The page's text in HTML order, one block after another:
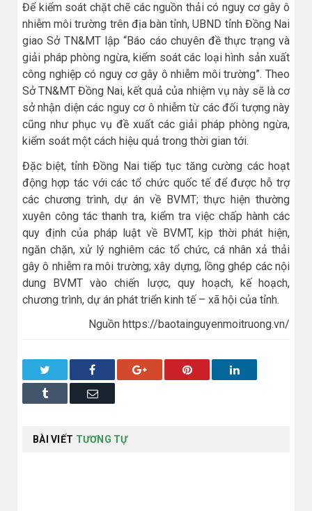
Để kiểm soát chặt chẽ các nguồn thải có nguy cơ gây ô
nhiễm môi trường trên địa bàn tỉnh, UBND tỉnh Đồng Nai
giao Sở TN&MT lập “Báo cáo chuyên đề thực trạng và
giải pháp phòng ngừa, kiểm soát các loại hình sản xuất
công nghiệp có nguy cơ gây ô nhiễm môi trường”. Theo
Sở TN&MT Đồng Nai, kết quả của nhiệm vụ này sẽ là cơ
sở nhận diện các nguy cơ ô nhiễm từ các đối tượng này
cũng như phục vụ đề xuất các giải pháp phòng ngừa,
kiểm soát một cách hiệu quả trong thời gian tới.
Đặc biệt, tỉnh Đồng Nai tiếp tục tăng cường các hoạt
động hợp tác với các tổ chức quốc tế để được hỗ trợ
các chương trình, dự án về BVMT; thực hiện thường
xuyên công tác thanh tra, kiểm tra việc chấp hành các
quy định của pháp luật về BVMT, kịp thời phát hiện,
ngăn chặn, xử lý nghiêm các tổ chức, cá nhân xả thải
gây ô nhiễm ra môi trường; xây dựng, lồng ghép các nội
dung BVMT vào chiến lược, quy hoạch, kế hoạch,
chương trình, dự án phát triển kinh tế – xã hội của tỉnh.
Nguồn https://baotainguyenmoitruong.vn/
Facebook Google+ Pinterest LinkedIn
Tumblr Email
BÀI VIẾT TƯƠNG TỰ